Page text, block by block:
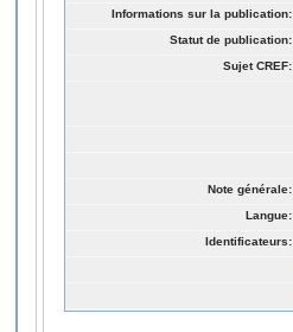
Informations sur la publication:
Statut de publication:
Sujet CREF:
Note générale:
Langue:
Identificateurs: